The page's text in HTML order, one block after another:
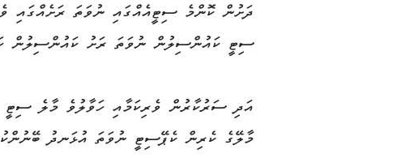
ދަށުން ކޮންމެ ސިޓީއެއްގައި ނުވަތަ ރަށެއްގައި
ސިޓީ ކައުންސިލުން ނުވަތަ ރަށު ކައުންސިލުން
އަދި ސަރުކާރުން ވެރިކަމާއި ހަވާލުވެ މާލެ ސިޓީ
މާލޭގެ ކެރިން ކެޕޭސިޓީ ނުވަތަ އުޅަނދު